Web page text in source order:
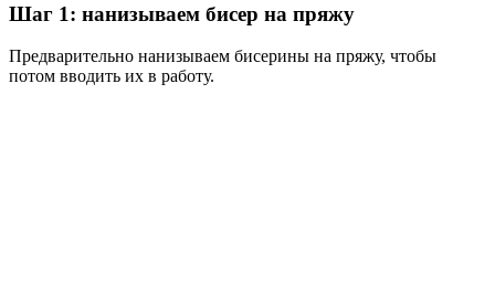
Шаг 1: нанизываем бисер на пряжу
Предварительно нанизываем бисерины на пряжу, чтобы
потом вводить их в работу.